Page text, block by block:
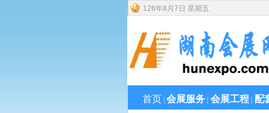
126年8 月 7 日 星期五
首页 会展服务 会展工程 配